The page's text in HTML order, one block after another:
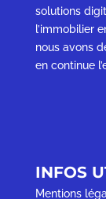
solutions
l’immobilier
nous avons
en continue
INFOS
Mentions